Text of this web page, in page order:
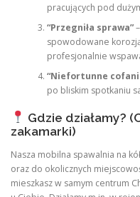
pracujących pod
“Przegniła sprawa”
spowodowane
profesjonalnie
“Niefortunne
po bliskim spotkaniu
Gdzie działamy?
zakamarki)
Nasza mobilna spawalnia na
oraz do okolicznych
mieszkasz w samym centrum